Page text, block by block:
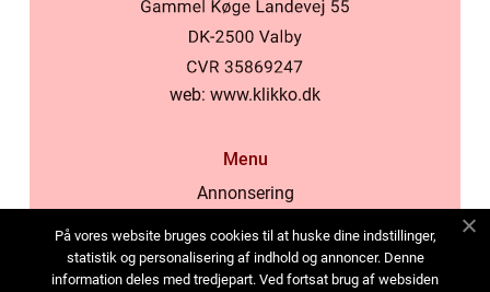
web: www.klikko.dk
Menu
Annonsering
Cookies
Kontakta oss
På vores website bruges cookies til at huske dine indstillinger,
statistik og personalisering af indhold og annoncer. Denne
information deles med tredjepart. Ved fortsat brug af websiden